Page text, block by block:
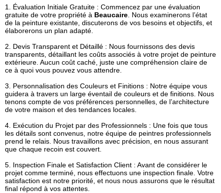
1. Évaluation Initiale Gratuite : Commencez par une évaluation
gratuite de votre propriété à Beaucaire . Nous examinerons l’état
de la peinture existante, discuterons de vos besoins et objectifs, et
élaborerons un plan adapté.
2. Devis Transparent et Détaillé : Nous fournissons des devis
transparents, détaillant les coûts associés à votre projet de peinture
extérieure. Aucun coût caché, juste une compréhension claire de
ce à quoi vous pouvez vous attendre.
3. Personnalisation des Couleurs et Finitions : Notre équipe vous
guidera à travers un large éventail de couleurs et de finitions. Nous
tenons compte de vos préférences personnelles, de l’architecture
de votre maison et des tendances locales.
4. Exécution du Projet par des Professionnels : Une fois que tous
les détails sont convenus, notre équipe de peintres professionnels
prend le relais. Nous travaillons avec précision, en nous assurant
que chaque recoin est couvert.
5. Inspection Finale et Satisfaction Client : Avant de considérer le
projet comme terminé, nous effectuons une inspection finale. Votre
satisfaction est notre priorité, et nous nous assurons que le résultat
final répond à vos attentes.